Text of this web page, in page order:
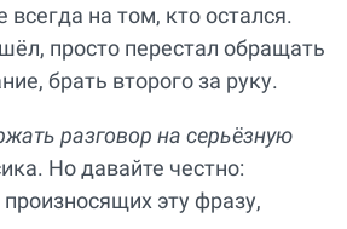
всегда на том, кто остался.
просто перестал обращать
брать второго за руку.
разговор на серьёзную
Но давайте честно:
эту фразу,